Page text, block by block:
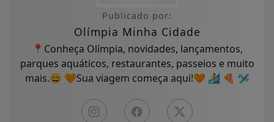
Publicado por:
Olímpia Minha Cidade
📍Conheça Olímpia, novidades, lançamentos,
parques aquáticos, restaurantes, passeios e muito
mais.😄 🧡Sua viagem começa aqui!🧡 🏄 🍕 🛩